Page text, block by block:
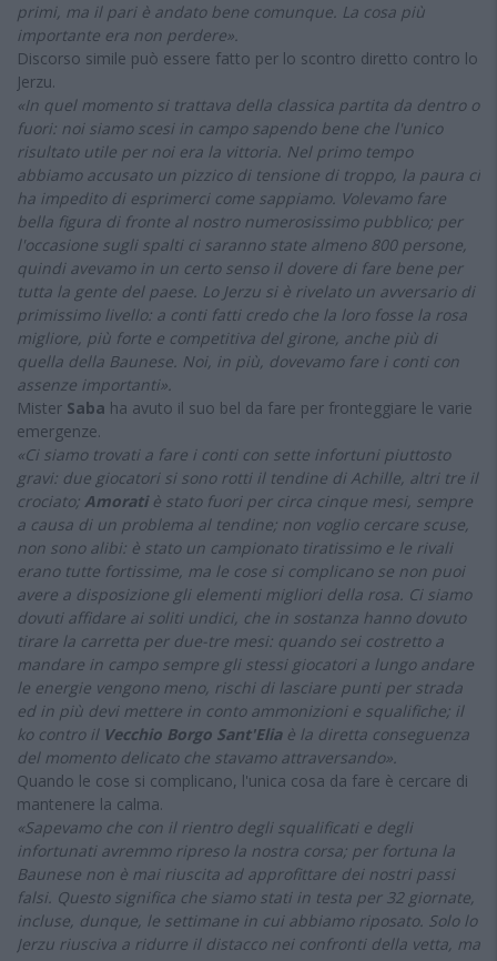
primi, ma il pari è andato bene comunque. La cosa più
importante era non perdere».
Discorso simile può essere fatto per lo scontro diretto contro lo
Jerzu.
«In quel momento si trattava della classica partita da dentro o
fuori: noi siamo scesi in campo sapendo bene che l'unico
risultato utile per noi era la vittoria. Nel primo tempo
abbiamo accusato un pizzico di tensione di troppo, la paura ci
ha impedito di esprimerci come sappiamo. Volevamo fare
bella figura di fronte al nostro numerosissimo pubblico; per
l'occasione sugli spalti ci saranno state almeno 800 persone,
quindi avevamo in un certo senso il dovere di fare bene per
tutta la gente del paese. Lo Jerzu si è rivelato un avversario di
primissimo livello: a conti fatti credo che la loro fosse la rosa
migliore, più forte e competitiva del girone, anche più di
quella della Baunese. Noi, in più, dovevamo fare i conti con
assenze importanti».
Mister Saba ha avuto il suo bel da fare per fronteggiare le varie
emergenze.
«Ci siamo trovati a fare i conti con sette infortuni piuttosto
gravi: due giocatori si sono rotti il tendine di Achille, altri tre il
crociato; Amorati è stato fuori per circa cinque mesi, sempre
a causa di un problema al tendine; non voglio cercare scuse,
non sono alibi: è stato un campionato tiratissimo e le rivali
erano tutte fortissime, ma le cose si complicano se non puoi
avere a disposizione gli elementi migliori della rosa. Ci siamo
dovuti affidare ai soliti undici, che in sostanza hanno dovuto
tirare la carretta per due-tre mesi: quando sei costretto a
mandare in campo sempre gli stessi giocatori a lungo andare
le energie vengono meno, rischi di lasciare punti per strada
ed in più devi mettere in conto ammonizioni e squalifiche; il
ko contro il Vecchio Borgo Sant'Eliaè la diretta conseguenza
del momento delicato che stavamo attraversando».
Quando le cose si complicano, l'unica cosa da fare è cercare di
mantenere la calma.
«Sapevamo che con il rientro degli squalificati e degli
infortunati avremmo ripreso la nostra corsa; per fortuna la
Baunese non è mai riuscita ad approfittare dei nostri passi
falsi. Questo significa che siamo stati in testa per 32 giornate,
incluse, dunque, le settimane in cui abbiamo riposato. Solo lo
Jerzu riusciva a ridurre il distacco nei confronti della vetta, ma